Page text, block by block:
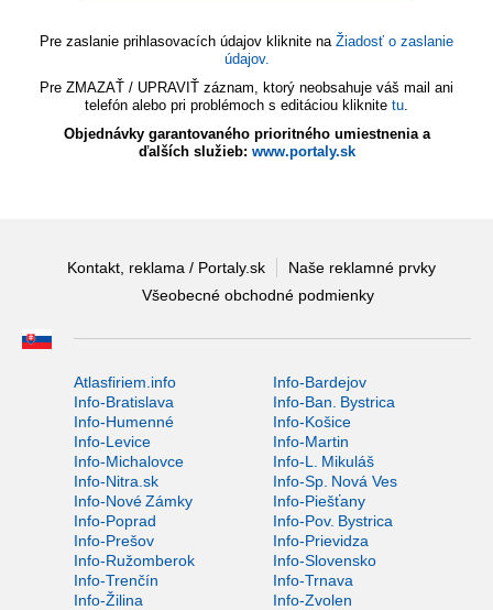
Pre zaslanie prihlasovacích údajov kliknite na Žiadosť o zaslanie
údajov.
Pre ZMAZAŤ / UPRAVIŤ záznam, ktorý neobsahuje váš mail ani
telefón alebo pri problémoch s editáciou kliknite tu.
Objednávky garantovaného prioritného umiestnenia a
ďalších služieb: www.portaly.sk
Kontakt, reklama / Portaly.sk
Naše reklamné prvky
Všeobecné obchodné podmienky
Atlasfiriem.info
Info-Bardejov
Info-Bratislava
Info-Ban. Bystrica
Info-Humenné
Info-Košice
Info-Levice
Info-Martin
Info-Michalovce
Info-L. Mikuláš
Info-Nitra.sk
Info-Sp. Nová Ves
Info-Nové Zámky
Info-Piešťany
Info-Poprad
Info-Pov. Bystrica
Info-Prešov
Info-Prievidza
Info-Ružomberok
Info-Slovensko
Info-Trenčín
Info-Trnava
Info-Žilina
Info-Zvolen